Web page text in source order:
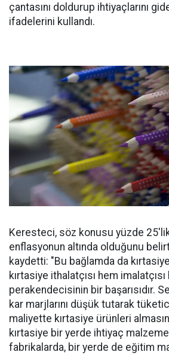
çantasını doldurup ihtiyaçlarını
ifadelerini kullandı.
Keresteci, söz konusu yüzde 25'lik
enflasyonun altında olduğunu
kaydetti: "Bu bağlamda da
kırtasiye ithalatçısı hem
perakendecisinin bir başarısıdır.
kar marjlarını düşük tutarak
maliyette kırtasiye ürünleri
kırtasiye bir yerde ihtiyaç
fabrikalarda, bir yerde de eğitim